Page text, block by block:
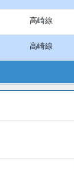
高崎線
高崎線